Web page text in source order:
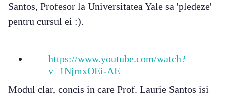
Santos, Profesor la Universitatea Yale sa 'pledeze'
pentru cursul ei :).
https://www.youtube.com/watch?
v=1NjmxOEi-AE
Modul clar, concis in care Prof. Laurie Santos isi